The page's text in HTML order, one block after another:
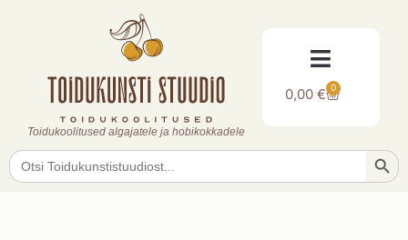
Toidukoolitused algajatele ja hobikokkadele
0,00€ 0
Search
for: